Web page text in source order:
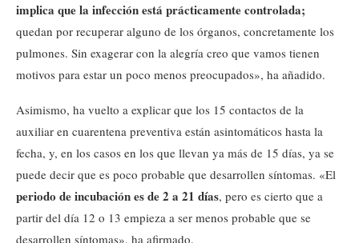
implica que la infección está prácticamente controlada;
quedan por recuperar alguno de los órganos, concretamente los
pulmones. Sin exagerar con la alegría creo que vamos tienen
motivos para estar un poco menos preocupados», ha añadido.
Asimismo, ha vuelto a explicar que los 15 contactos de la
auxiliar en cuarentena preventiva están asintomáticos hasta la
fecha, y, en los casos en los que llevan ya más de 15 días, ya se
puede decir que es poco probable que desarrollen síntomas. «El
periodo de incubación es de 2 a 21 días, pero es cierto que a
partir del día 12 o 13 empieza a ser menos probable que se
desarrollen síntomas», ha afirmado.